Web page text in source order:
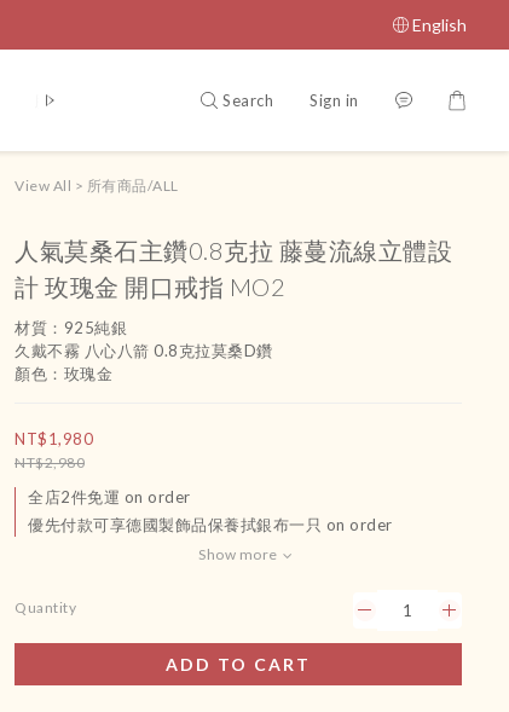
English
腳鏈 運送政策及付款方式 Terms and
Search Sign in
View All > 所有商品/ALL
人氣莫桑石主鑽0.8克拉 藤蔓流線立體設
計 玫瑰金 開口戒指 MO2
材質：925純銀
久戴不霧 八心八箭 0.8克拉莫桑D鑽
顏色：玫瑰金
NT$1,980
NT$2,980
全店2件免運 on order
優先付款可享德國製飾品保養拭銀布一只 on order
Show more
Quantity
ADD TO CART